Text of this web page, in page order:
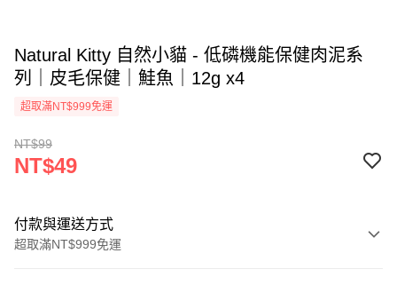
Natural Kitty 自然小貓 - 低磷機能保健肉泥系
列｜皮毛保健｜鮭魚｜12g x4
超取滿NT$999免運
NT$99
NT$49
付款與運送方式
超取滿NT$999免運